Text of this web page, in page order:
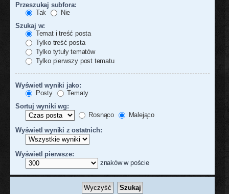
Przeszukaj subfora:
Tak
Nie
Szukaj w:
Temat i treść posta
Tylko treść posta
Tylko tytuły tematów
Tylko pierwszy post tematu
Wyświetl wyniki jako:
Posty
Tematy
Sortuj wyniki wg:
Rosnąco
Malejąco
Wyświetl wyniki z ostatnich:
Wyświetl pierwsze:
znaków w poście